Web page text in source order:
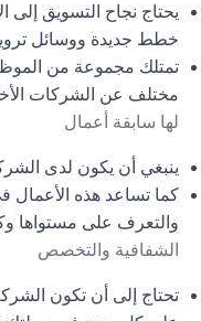
يحتاج نجاح التسويق إلى
خطط جديدة ووسائل
تمتلك مجموعة من
مختلف عن الشركات
لها سابقة أعمال
ينبغي أن يكون لدى
كما تساعد هذه الأعمال
والتعرف على مستواها
الشفافية والتخصص
تحتاج إلى أن تكون